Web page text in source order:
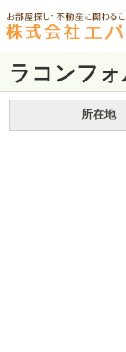
ラコンフ
所在地